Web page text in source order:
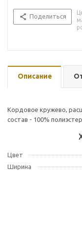
Поделиться
Описание
Кордовое кружево,
состав - 100%
Цвет
Ширина